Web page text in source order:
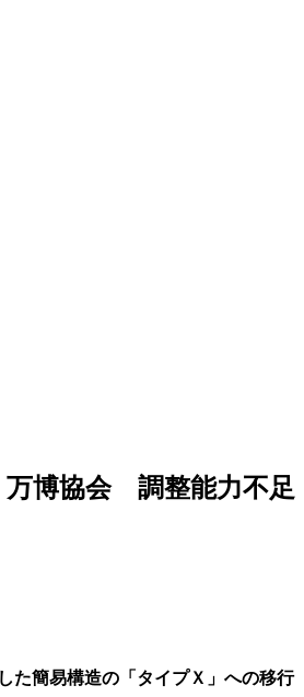
万博協会 調整能力不足
た簡易構造の「タイプＸ」への移行